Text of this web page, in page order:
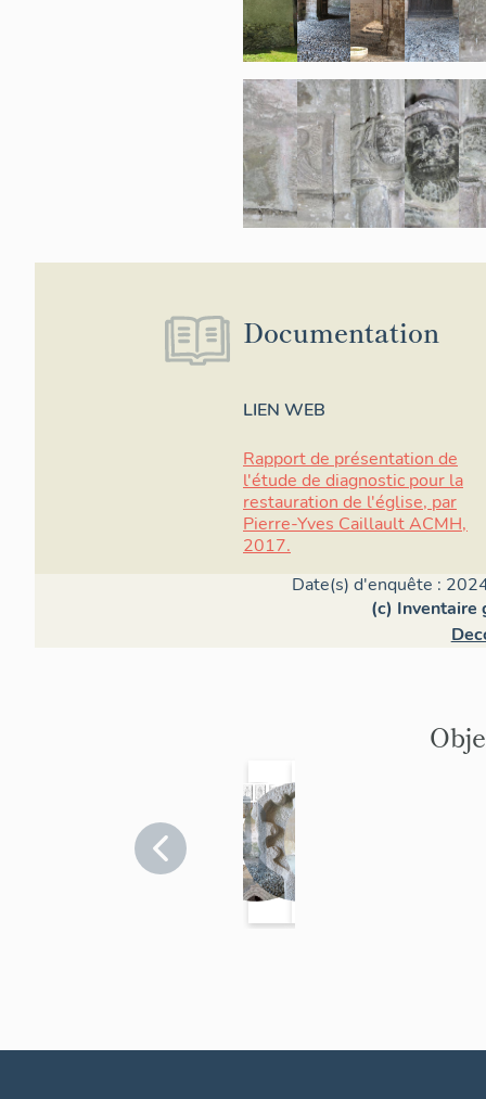
Documentation
LIEN WEB
Rapport de présentation de
l'étude de diagnostic pour la
restauration de l'église, par
Pierre-Yves Caillault ACMH,
2017.
Date(s) d'enquête :
(c) Inventaire